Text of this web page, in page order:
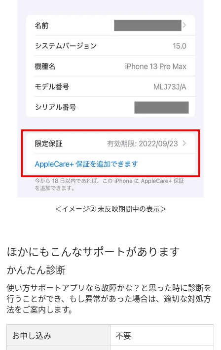
＜イメージ② 未反映期間中の表示＞
ほかにもこんなサポートがあります
かんたん診断
使い方サポートアプリなら故障かな？と思った時に診断を
行うことができ、もし異常があった場合は、適切な対処方
法をご案内します。
お申し込み
不要